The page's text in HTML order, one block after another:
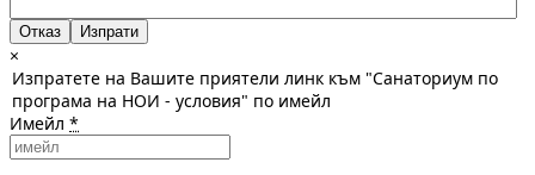
Отказ
×
Изпратете на Вашите приятели линк към "Санаториум по
програма на НОИ - условия" по имейл
Имейл *